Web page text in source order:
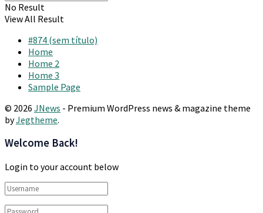
No Result
View All Result
#874 (sem título)
Home
Home 2
Home 3
Sample Page
© 2026 JNews - Premium WordPress news & magazine theme
byJegtheme.
Welcome Back!
Login to your account below